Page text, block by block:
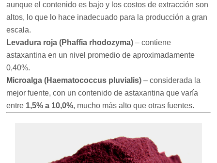
aunque el contenido es bajo y los costos de extracción son
altos, lo que lo hace inadecuado para la producción a gran
escala.
Levadura roja (Phaffia rhodozyma) – contiene
astaxantina en un nivel promedio de aproximadamente
0,40%.
Microalga (Haematococcus pluvialis) – considerada la
mejor fuente, con un contenido de astaxantina que varía
entre 1,5% a 10,0%, mucho más alto que otras fuentes.